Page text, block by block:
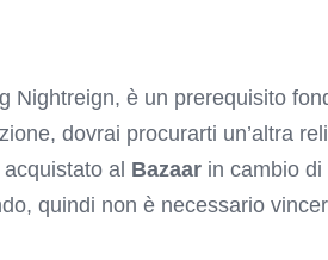
Nightreign, è un prerequisito
dovrai procurarti un’altra
al Bazaar in cambio
quindi non è necessario